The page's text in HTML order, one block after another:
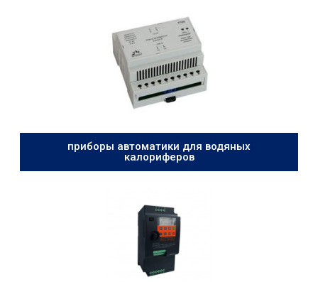
приборы автоматики для водяных
калориферов